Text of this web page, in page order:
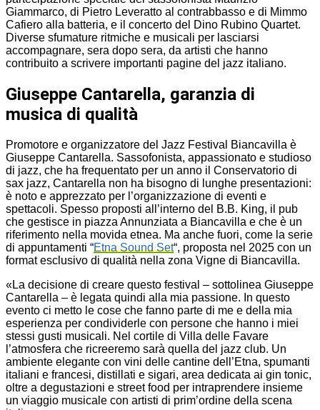
Giammarco, di Pietro Leveratto al contrabbasso e di Mimmo
Cafiero alla batteria, e il concerto del Dino Rubino Quartet.
Diverse sfumature ritmiche e musicali per lasciarsi
accompagnare, sera dopo sera, da artisti che hanno
contribuito a scrivere importanti pagine del jazz italiano.
Giuseppe Cantarella, garanzia di
musica di qualità
Promotore e organizzatore del Jazz Festival Biancavilla è
Giuseppe Cantarella. Sassofonista, appassionato e studioso
di jazz, che ha frequentato per un anno il Conservatorio di
sax jazz, Cantarella non ha bisogno di lunghe presentazioni:
è noto e apprezzato per l’organizzazione di eventi e
spettacoli. Spesso proposti all’interno del B.B. King, il pub
che gestisce in piazza Annunziata a Biancavilla e che è un
riferimento nella movida etnea. Ma anche fuori, come la serie
di appuntamenti “Etna Sound Set“, proposta nel 2025 con un
format esclusivo di qualità nella zona Vigne di Biancavilla.
«La decisione di creare questo festival – sottolinea Giuseppe
Cantarella – è legata quindi alla mia passione. In questo
evento ci metto le cose che fanno parte di me e della mia
esperienza per condividerle con persone che hanno i miei
stessi gusti musicali. Nel cortile di Villa delle Favare
l’atmosfera che ricreeremo sarà quella del jazz club. Un
ambiente elegante con vini delle cantine dell’Etna, spumanti
italiani e francesi, distillati e sigari, area dedicata ai gin tonic,
oltre a degustazioni e street food per intraprendere insieme
un viaggio musicale con artisti di prim’ordine della scena